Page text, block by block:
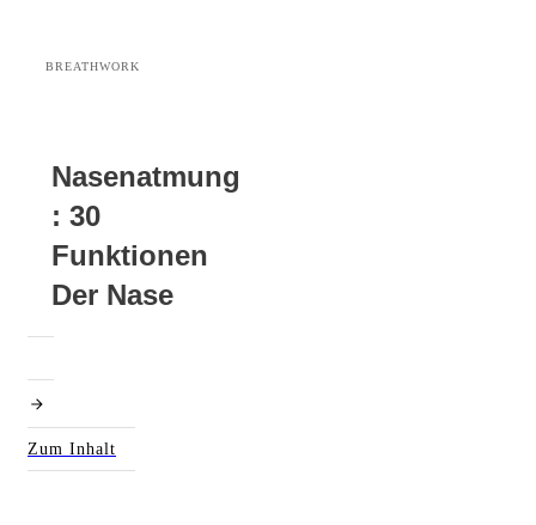
BREATHWORK
Nasenatmung
: 30
Funktionen
Der Nase
Zum Inhalt